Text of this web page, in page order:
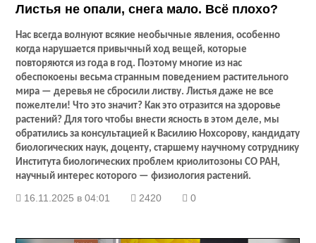
Листья не опали, снега мало. Всё плохо?
Нас всегда волнуют всякие необычные явления, особенно
когда нарушается привычный ход вещей, которые
повторяются из года в год. Поэтому многие из нас
обеспокоены весьма странным поведением растительного
мира — деревья не сбросили листву. Листья даже не все
пожелтели! Что это значит? Как это отразится на здоровье
растений? Для того чтобы внести ясность в этом деле, мы
обратились за консультацией к Василию Нохсорову, кандидату
биологических наук, доценту, старшему научному сотруднику
Института биологических проблем криолитозоны СО РАН,
научный интерес которого — физиология растений.
16.11.2025 в 04:01 2420 0